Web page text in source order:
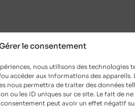
le consentement
nous utilisons des technologies
accéder aux informations des appareils.
nous permettra de traiter des données
ou les ID uniques sur ce site. Le fait de ne
peut avoir un effet négatif